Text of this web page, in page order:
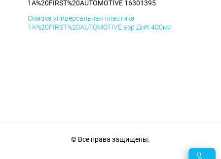
1A%20FIRST%20AUTOMOTIVE 16301395
Смазка универсальная пластика
1A%20FIRST%20AUTOMOTIVE аэр ДиК 400мл
© Все права защищены.